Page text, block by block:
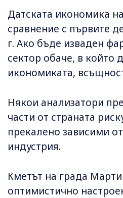
Датската икономика
сравнение с първите
г. Ако бъде изваден
сектор обаче, в който
икономиката,
Някои анализатори
части от страната
прекалено зависими
индустрия.
Кметът на града
оптимистично